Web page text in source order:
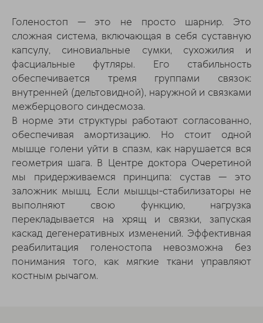
Голеностоп — это не просто шарнир. Это
сложная система, включающая в себя суставную
капсулу, синовиальные сумки, сухожилия и
фасциальные футляры. Его стабильность
обеспечивается тремя группами связок:
внутренней (дельтовидной), наружной и связками
межберцового синдесмоза.
В норме эти структуры работают согласованно,
обеспечивая амортизацию. Но стоит одной
мышце голени уйти в спазм, как нарушается вся
геометрия шага. В Центре доктора Очеретиной
мы придерживаемся принципа: сустав — это
заложник мышц. Если мышцы-стабилизаторы не
выполняют свою функцию, нагрузка
перекладывается на хрящ и связки, запуская
каскад дегенеративных изменений. Эффективная
реабилитация голеностопа невозможна без
понимания того, как мягкие ткани управляют
костным рычагом.